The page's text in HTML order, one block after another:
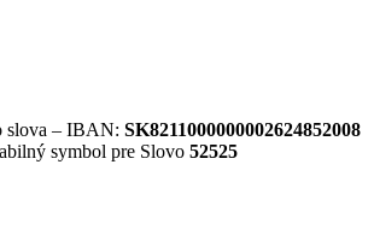
slova – IBAN: SK8211000000002624852008
symbol pre Slovo 52525